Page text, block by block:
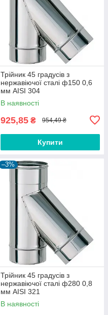
Трійник 45 градусів з
нержавіючої сталі ф150 0,6
мм AISI 304
В наявності
925,85 ₴ 954,49 ₴
Купити
–3%
Трійник 45 градусів з
нержавіючої сталі ф280 0,8
мм AISI 321
В наявності